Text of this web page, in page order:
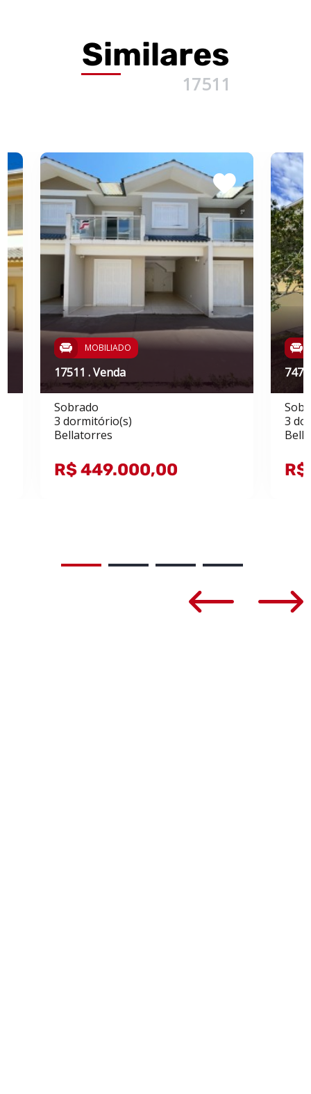
Similares
17511
MOBILIADO
17511 . Venda
Sobrado
3 dormitório(s)
Bellatorres
R$ 449.000,00
3